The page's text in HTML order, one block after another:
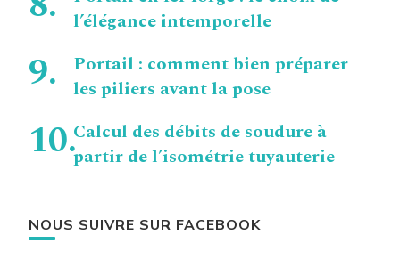
l’élégance intemporelle
Portail : comment bien préparer
les piliers avant la pose
Calcul des débits de soudure à
partir de l’isométrie tuyauterie
NOUS SUIVRE SUR FACEBOOK